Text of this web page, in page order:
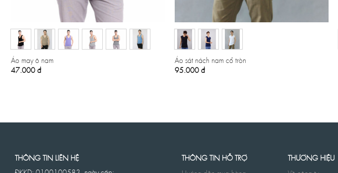
Áo may ô nam
47.000 đ
Áo sát nách nam cổ tròn
95.000 đ
THÔNG TIN LIÊN HỆ
THÔNG TIN HỖ TRỢ
THƯƠNG HIỆU